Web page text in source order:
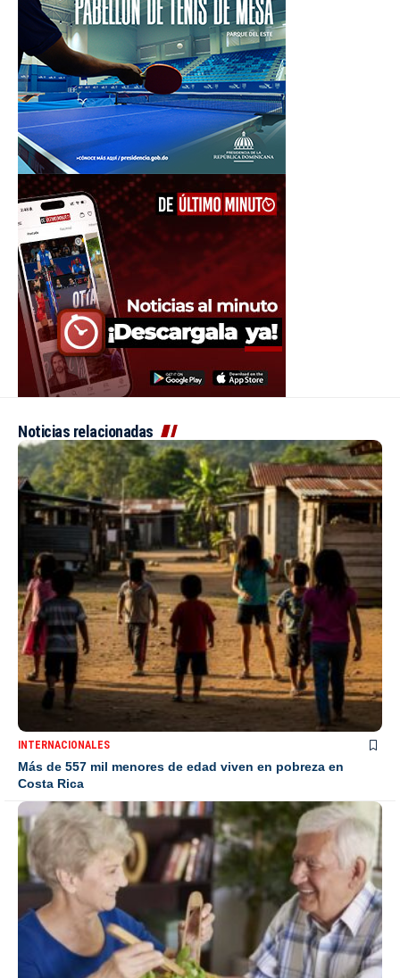
Noticias relacionadas
INTERNACIONALES
Más de 557 mil menores de edad viven en pobreza en
Costa Rica